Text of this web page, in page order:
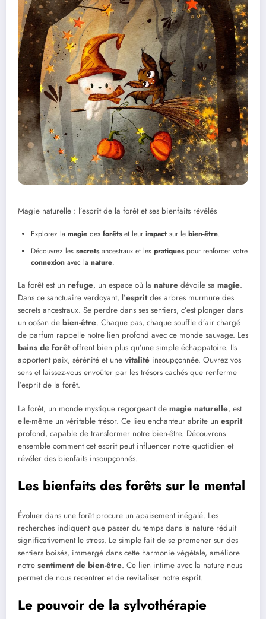
Magie naturelle : l’esprit de la forêt et ses bienfaits révélés
Explorez la magie des forêtset leur impact sur le bien-être.
Découvrez les secretsancestraux et les pratiquespour renforcer votre
connexion avec la nature.
La forêt est un refuge, un espace où la nature dévoile sa magie.
Dans ce sanctuaire verdoyant, l’espritdes arbres murmure des
secrets ancestraux. Se perdre dans ses sentiers, c’est plonger dans
un océan de bien-être. Chaque pas, chaque souffle d’air chargé
de parfum rappelle notre lien profond avec ce monde sauvage. Les
bains de forêtoffrent bien plus qu’une simple échappatoire. Ils
apportent paix, sérénité et une vitalité insoupçonnée. Ouvrez vos
sens et laissez-vous envoûter par les trésors cachés que renferme
l’esprit de la forêt.
La forêt, un monde mystique regorgeant de magie naturelle, est
elle-même un véritable trésor. Ce lieu enchanteur abrite un esprit
profond, capable de transformer notre bien-être. Découvrons
ensemble comment cet esprit peut influencer notre quotidien et
révéler des bienfaits insoupçonnés.
Les bienfaits des forêts sur le mental
Évoluer dans une forêt procure un apaisement inégalé. Les
recherches indiquent que passer du temps dans la nature réduit
significativement le stress. Le simple fait de se promener sur des
sentiers boisés, immergé dans cette harmonie végétale, améliore
notre sentiment de bien-être. Ce lien intime avec la nature nous
permet de nous recentrer et de revitaliser notre esprit.
Le pouvoir de la sylvothérapie